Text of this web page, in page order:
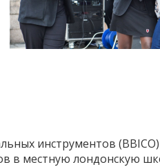
инструментов
в местную лондонскую